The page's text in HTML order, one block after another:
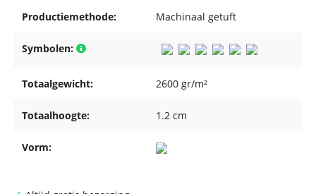
Productiemethode: Machinaal getuft
Symbolen:
Totaalgewicht: 2600 gr/m²
Totaalhoogte: 1.2 cm
Vorm: